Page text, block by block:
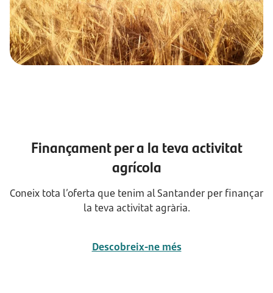
Finançament per a la teva activitat
agrícola
Coneix tota l’oferta que tenim al Santander per finançar
la teva activitat agrària.
Descobreix-ne més